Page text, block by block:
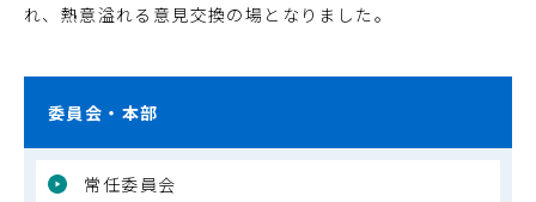
れ、熱意溢れる意見交換の場となりました。
委員会・本部
常任委員会